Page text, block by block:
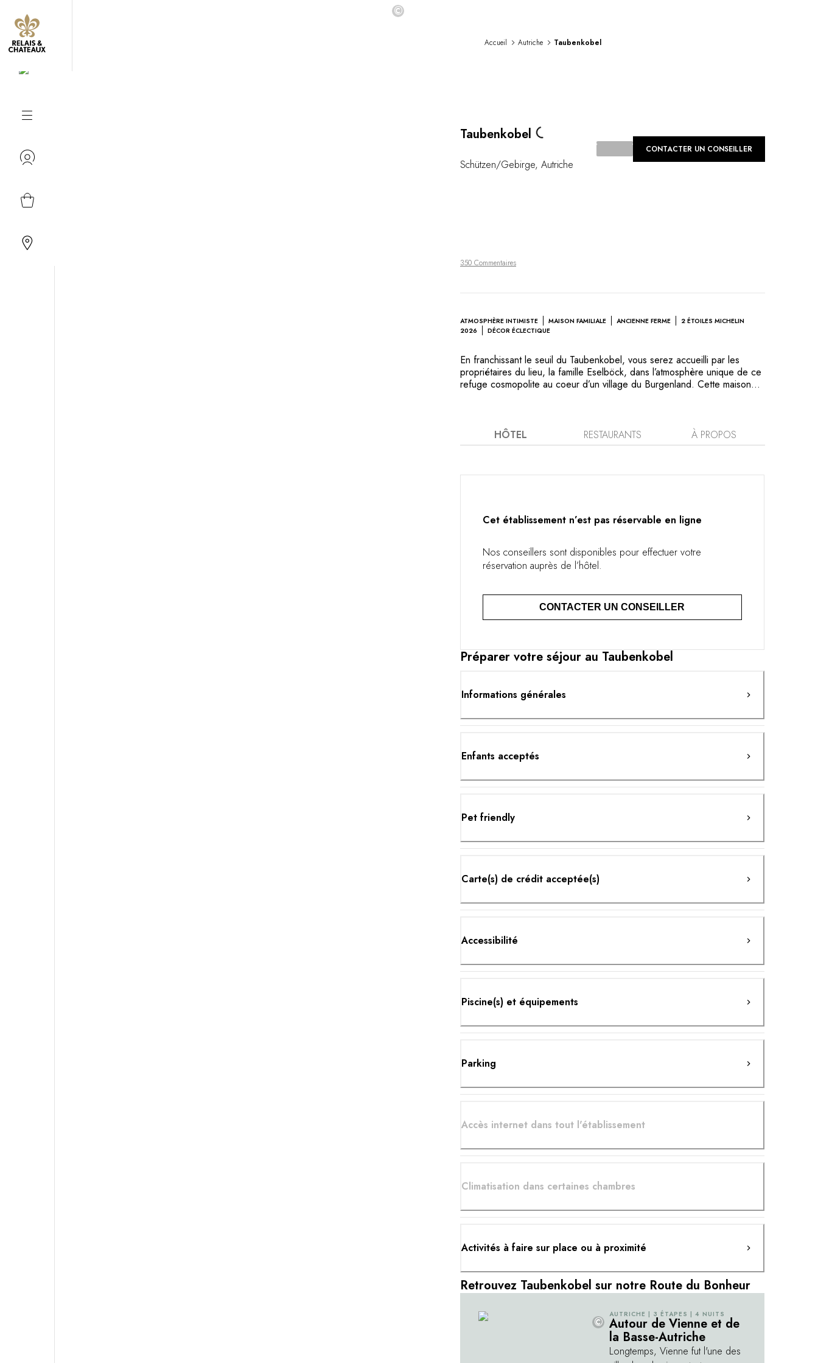
©
Accueil Autriche Taubenkobel
Taubenkobel Loading...
Schützen/Gebirge, Autriche
CONTACTER UN CONSEILLER
350 Commentaires
ATMOSPHÈRE INTIMISTE MAISON FAMILIALE ANCIENNE FERME
2 ÉTOILES MICHELIN
2026
DÉCOR ÉCLECTIQUE
En franchissant le seuil du Taubenkobel, vous serez accueilli par les
propriétaires du lieu, la famille Eselböck, dans l’atmosphère unique de ce
refuge cosmopolite au coeur d’un village du Burgenland. Cette maison
non seulement une des meilleures adresses culinaires, mais est aussi un
hôtel romantique, une épicerie fine au milieu d’un jardin ravissant, au
HÔTEL RESTAURANTS À PROPOS
Préparer votre séjour au Taubenkobel
Informations générales
Enfants acceptés
Pet friendly
Carte(s) de crédit acceptée(s)
Accessibilité
Piscine(s) et équipements
Parking
Accès internet dans tout l'établissement
Climatisation dans certaines chambres
Activités à faire sur place ou à proximité
Retrouvez Taubenkobel sur notre Route du Bonheur
©
AUTRICHE | 3 ÉTAPES | 4 NUITS
Autour de Vienne et de
la Basse-Autriche
Longtemps, Vienne fut l'une des
Cet établissement n’est pas réservable en ligne
Nos conseillers sont disponibles pour effectuer votre
réservation auprès de l’hôtel.
CONTACTER UN CONSEILLER